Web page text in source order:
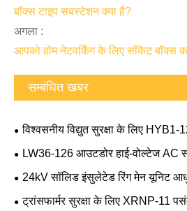
बॉक्स टाइप सबस्टेशन क्या है?
अगला :
आपको होम नेटवर्किंग के लिए सॉकेट बॉक्स
सम्बंधित खबर
विश्वसनीय विद्युत सुरक्षा के लिए
सर्किट ब्रेकर स्मार्ट विकल्प क्यों है?
LW36-126 आउटडोर हाई-वोल्टेज AC
सर्किट ब्रेकर आधुनिक पावर सिस्टम की
24kV सॉलिड इंसुलेटेड रिंग मेन यूनिट
पसंदीदा विकल्प क्यों बन रही है?
ट्रांसफार्मर सुरक्षा के लिए XRNP-11